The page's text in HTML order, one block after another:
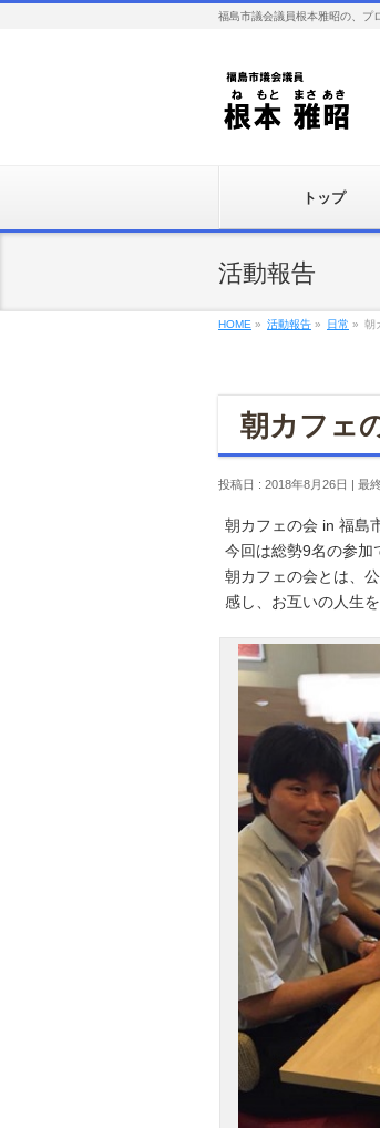
福島市議会議員根本雅昭の、プ
トップ
活動報告
HOME » 活動報告 » 日常 » 朝
朝カフェ
投稿日 : 2018年8月26日 最
朝カフェの会 in 福島
今回は総勢9名の参加
朝カフェの会とは、
感し、お互いの人生